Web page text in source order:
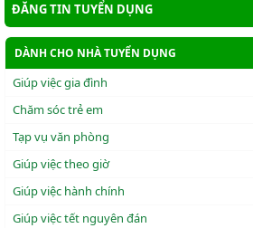
ĐĂNG TIN TUYỂN DỤNG
DÀNH CHO NHÀ TUYỂN DỤNG
Giúp việc gia đình
Chăm sóc trẻ em
Tạp vụ văn phòng
Giúp việc theo giờ
Giúp việc hành chính
Giúp việc tết nguyên đán